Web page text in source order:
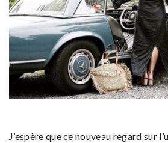
J’espère que ce nouveau regard sur